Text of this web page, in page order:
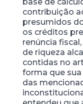
contribuição
presumidos
os créditos
renúncia
de riqueza
contidas no
forma que
das